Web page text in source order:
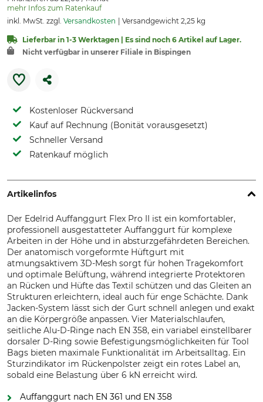
mehr Infos zum Ratenkauf
inkl. MwSt. zzgl. Versandkosten Versandgewicht 2,25 kg
Lieferbar in 1-3 Werktagen | Es sind noch 6 Artikel auf Lager.
Nicht verfügbar in unserer Filiale in Bispingen
Kostenloser Rückversand
Kauf auf Rechnung (Bonität vorausgesetzt)
Schneller Versand
Ratenkauf möglich
Artikelinfos
Der Edelrid Auffanggurt Flex Pro II ist ein komfortabler,
professionell ausgestatteter Auffanggurt für komplexe
Arbeiten in der Höhe und in absturzgefährdeten Bereichen.
Der anatomisch vorgeformte Hüftgurt mit
atmungsaktivem 3D-Mesh sorgt für hohen Tragekomfort
und optimale Belüftung, während integrierte Protektoren
an Rücken und Hüfte das Textil schützen und das Gleiten an
Strukturen erleichtern, ideal auch für enge Schächte. Dank
Jacken-System lässt sich der Gurt schnell anlegen und exakt
an die Körpergröße anpassen. Vier Materialschlaufen,
seitliche Alu-D-Ringe nach EN 358, ein variabel einstellbarer
dorsaler D-Ring sowie Befestigungsmöglichkeiten für Tool
Bags bieten maximale Funktionalität im Arbeitsalltag. Ein
Sturzindikator im Rückenpolster zeigt ein rotes Label an,
sobald eine Belastung über 6 kN erreicht wird.
Auffanggurt nach EN 361 und EN 358